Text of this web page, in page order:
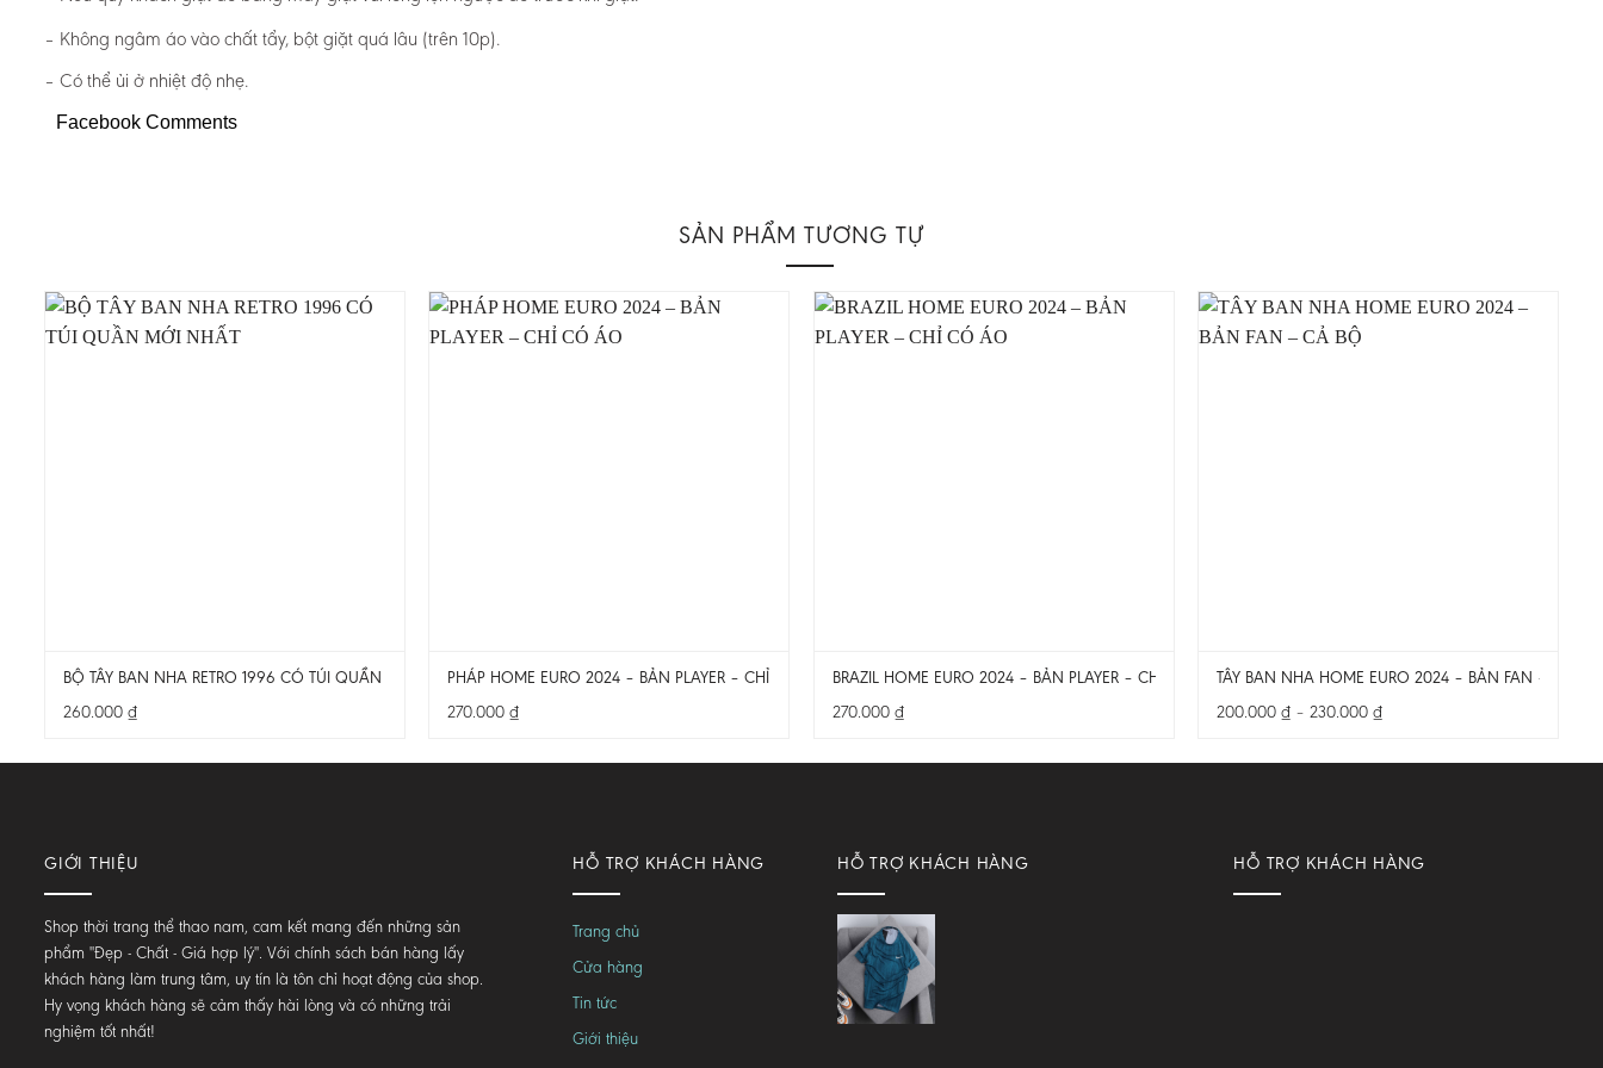
– Không ngâm áo vào chất tẩy, bột giặt quá lâu (trên 10p).
– Có thể ủi ở nhiệt độ nhẹ.
Facebook Comments
SẢN PHẨM TƯƠNG TỰ
BỘ TÂY BAN NHA RETRO 1996 CÓ TÚI QUẦN MỚI NHẤT
260.000 ₫
PHÁP HOME EURO 2024 – BẢN PLAYER – CHỈ CÓ ÁO
270.000₫
BRAZIL HOME EURO 2024 – BẢN PLAYER – CHỈ CÓ ÁO
270.000 ₫
TÂY BAN NHA HOME EURO 2024 – BẢN FAN – CẢ BỘ
200.000₫ – 230.000₫Khoảng
giá:
200.000 ₫
GIỚI THIỆU
Shop thời trang thể thao nam, cam kết mang đến những sản
phẩm "Đẹp - Chất - Giá hợp lý". Với chính sách bán hàng lấy
khách hàng làm trung tâm, uy tín là tôn chỉ hoạt động của shop.
Hy vọng khách hàng sẽ cảm thấy hài lòng và có những trải
nghiệm tốt nhất!
HỖ TRỢ KHÁCH HÀNG
Trang chủ
Cửa hàng
Tin tức
Giới thiệu
HỖ TRỢ KHÁCH HÀNG HỖ TRỢ KHÁCH HÀNG